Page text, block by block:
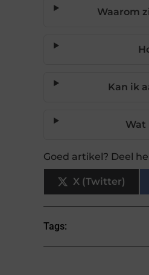
Waarom
Kan ik
Wat
Goed artikel? Deel
X (Twitter)
Tags: